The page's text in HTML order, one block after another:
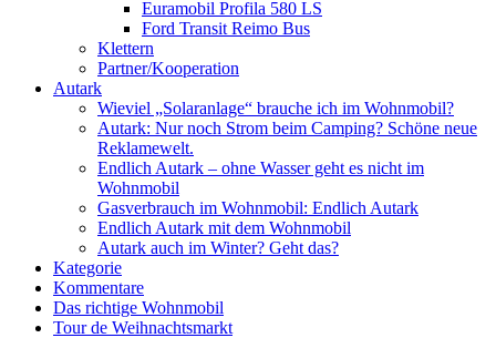
Euramobil Profila 580 LS
Ford Transit Reimo Bus
Klettern
Partner/Kooperation
Autark
Wieviel „Solaranlage“ brauche ich im Wohnmobil?
Autark: Nur noch Strom beim Camping? Schöne neue
Reklamewelt.
Endlich Autark – ohne Wasser geht es nicht im
Wohnmobil
Gasverbrauch im Wohnmobil: Endlich Autark
Endlich Autark mit dem Wohnmobil
Autark auch im Winter? Geht das?
Kategorie
Kommentare
Das richtige Wohnmobil
Tour de Weihnachtsmarkt